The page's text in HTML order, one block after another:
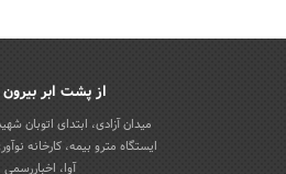
از پشت ابر بیرون
میدان آزادی، ابتدای اتوبان
ایستگاه مترو بیمه، کارخانه
آوا، اخباررسمی